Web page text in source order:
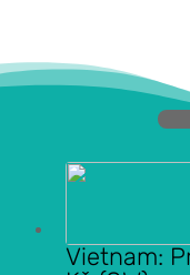
Vietnam: